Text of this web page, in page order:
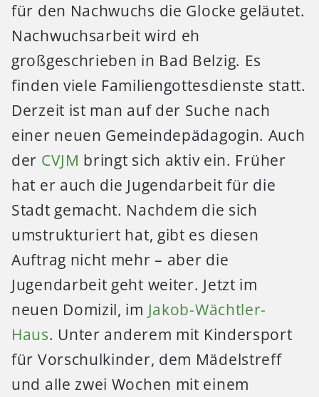
für den Nachwuchs die Glocke geläutet.
Nachwuchsarbeit wird eh
großgeschrieben in Bad Belzig. Es
finden viele Familiengottesdienste statt.
Derzeit ist man auf der Suche nach
einer neuen Gemeindepädagogin. Auch
der CVJM bringt sich aktiv ein. Früher
hat er auch die Jugendarbeit für die
Stadt gemacht. Nachdem die sich
umstrukturiert hat, gibt es diesen
Auftrag nicht mehr – aber die
Jugendarbeit geht weiter. Jetzt im
neuen Domizil, im Jakob-Wächtler-
Haus. Unter anderem mit Kindersport
für Vorschulkinder, dem Mädelstreff
und alle zwei Wochen mit einem